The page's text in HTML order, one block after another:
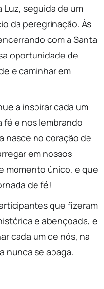
Luz, seguida de um
da peregrinação. Às
com a Santa
oportunidade de
e caminhar em
a inspirar cada um
e nos lembrando
nasce no coração de
em nossos
momento único, e que
de fé!
que fizeram
e abençoada, e
cada um de nós, na
nunca se apaga.